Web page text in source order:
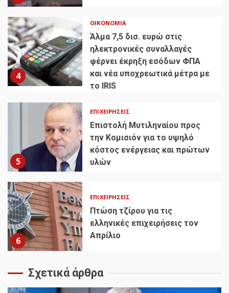
4
ΟΙΚΟΝΟΜΊΑ
Άλμα 7,5 δισ. ευρώ στις
ηλεκτρονικές συναλλαγές
φέρνει έκρηξη εσόδων ΦΠΑ
και νέα υποχρεωτικά μέτρα με
το IRIS
5
ΕΠΙΧΕΙΡΉΣΕΙΣ
Επιστολή Μυτιληναίου προς
την Κομισιόν για το υψηλό
κόστος ενέργειας και πρώτων
υλών
6
ΕΠΙΧΕΙΡΉΣΕΙΣ
Πτώση τζίρου για τις
ελληνικές επιχειρήσεις τον
Απρίλιο
Σχετικά άρθρα